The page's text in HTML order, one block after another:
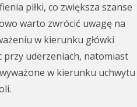
piłki, co zwiększa szanse
warto zwrócić uwagę na
w kierunku główki
przy uderzeniach, natomiast
w kierunku uchwytu